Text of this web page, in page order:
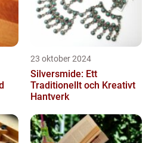
23 oktober 2024
Silversmide: Ett
Traditionellt och Kreativt
Hantverk